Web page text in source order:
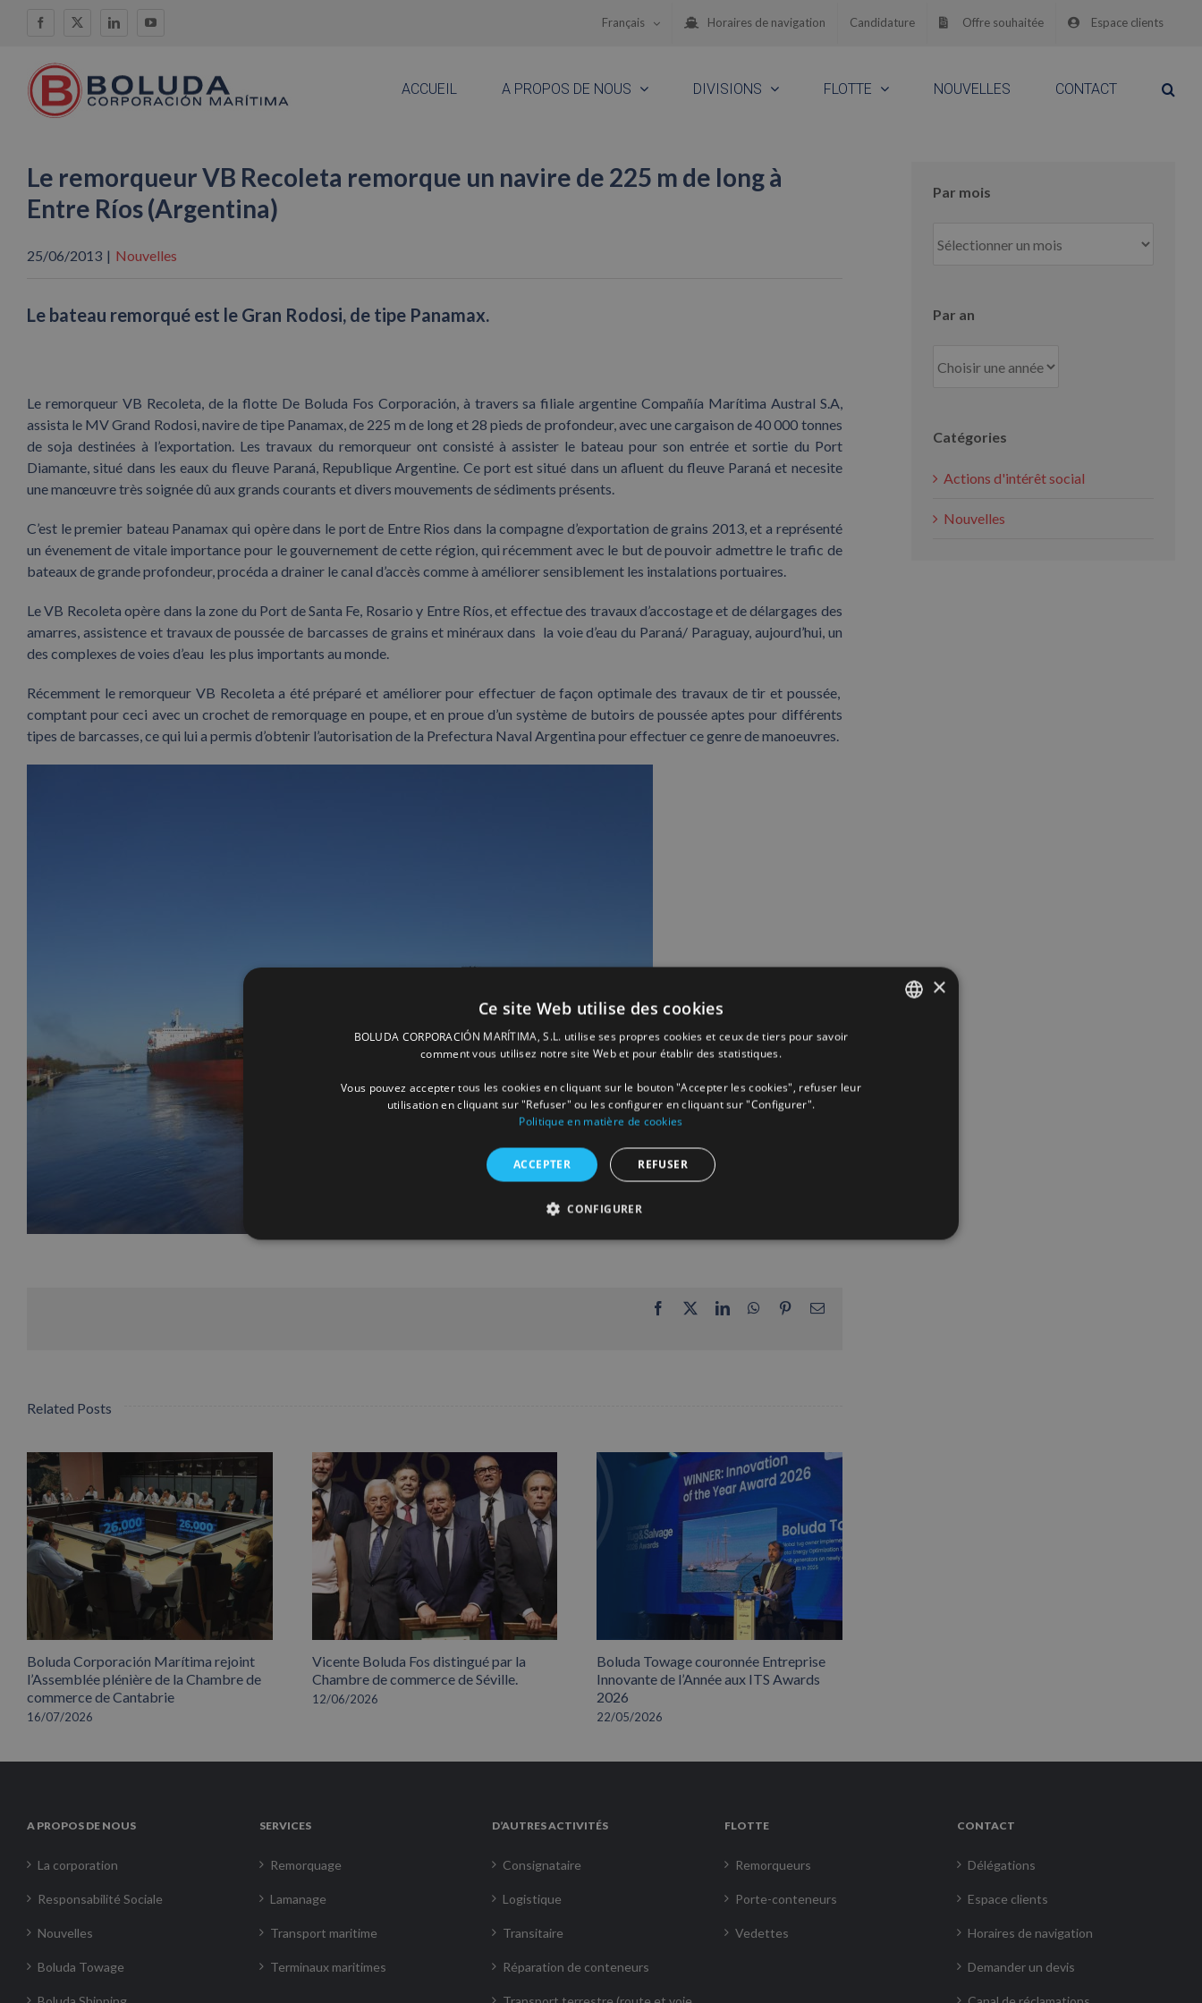
Facebook
X LinkedInYouTube Français Horaires de navigation Candidature Offre souhaitée Espace clients
ACCUEIL A PROPOS DE NOUS DIVISIONS FLOTTE NOUVELLES CONTACT
Le remorqueur VB Recoleta remorque un navire de 225 m de long à
Entre Ríos (Argentina)
25/06/2013 | Nouvelles
Le bateau remorqué est le Gran Rodosi, de tipe Panamax.
Le remorqueur VB Recoleta, de la flotte De Boluda Fos Corporación, à travers sa filiale argentine Compañía Marítima Austral S.A,
assista le MV Grand Rodosi, navire de tipe Panamax, de 225 m de long et 28 pieds de profondeur, avec une cargaison de 40 000 tonnes
de soja destinées à l’exportation. Les travaux du remorqueur ont consisté à assister le bateau pour son entrée et sortie du Port
Diamante, situé dans les eaux du fleuve Paraná, Republique Argentine. Ce port est situé dans un afluent du fleuve Paraná et necesite
une manœuvre très soignée dû aux grands courants et divers mouvements de sédiments présents.
C’est le premier bateau Panamax qui opère dans le port de Entre Rios dans la compagne d’exportation de grains 2013, et a représenté
un évenement de vitale importance pour le gouvernement de cette région, qui récemment avec le but de pouvoir admettre le trafic de
bateaux de grande profondeur, procéda a drainer le canal d’accès comme à améliorer sensiblement les instalations portuaires.
Le VB Recoleta opère dans la zone du Port de Santa Fe, Rosario y Entre Ríos, et effectue des travaux d’accostage et de délargages des
amarres, assistence et travaux de poussée de barcasses de grains et minéraux dans la voie d’eau du Paraná/ Paraguay, aujourd’hui, un
des complexes de voies d’eau les plus importants au monde.
Récemment le remorqueur VB Recoleta a été préparé et améliorer pour effectuer de façon optimale des travaux de tir et poussée,
comptant pour ceci avec un crochet de remorquage en poupe, et en proue d’un système de butoirs de poussée aptes pour différents
tipes de barcasses, ce qui lui a permis d’obtenir l’autorisation de la Prefectura Naval Argentina pour effectuer ce genre de manoeuvres.
Facebook
X LinkedInWhatsApp
PinterestEmail
Related Posts
Boluda Corporación Marítima rejoint
l’Assemblée plénière de la Chambre de
commerce de Cantabrie
16/07/2026
Vicente Boluda Fos distingué par la
Chambre de commerce de Séville.
12/06/2026
Boluda Towage couronnée Entreprise
Innovante de l’Année aux ITS Awards
2026
22/05/2026
Par mois
mois
Par an
Catégories
Actions d'intérêt social
Nouvelles
A PROPOS DE NOUS
La corporation
Responsabilité Sociale
Nouvelles
Boluda Towage
SERVICES
Remorquage
Lamanage
Transport maritime
Terminaux maritimes
D’AUTRES ACTIVITÉS
Consignataire
Logistique
Transitaire
Réparation de conteneurs
FLOTTE
Remorqueurs
Porte-conteneurs
Vedettes
CONTACT
Délégations
Espace clients
Horaires de navigation
Demander un devis
×
Ce site Web utilise des cookies
BOLUDA CORPORACIÓN MARÍTIMA, S.L. utilise ses propres cookies et ceux de tiers pour savoir
comment vous utilisez notre site Web et pour établir des statistiques.
Vous pouvez accepter tous les cookies en cliquant sur le bouton "Accepter les cookies", refuser leur
utilisation en cliquant sur "Refuser" ou les configurer en cliquant sur "Configurer".
Politique en matière de cookies
ACCEPTER REFUSER
CONFIGURER